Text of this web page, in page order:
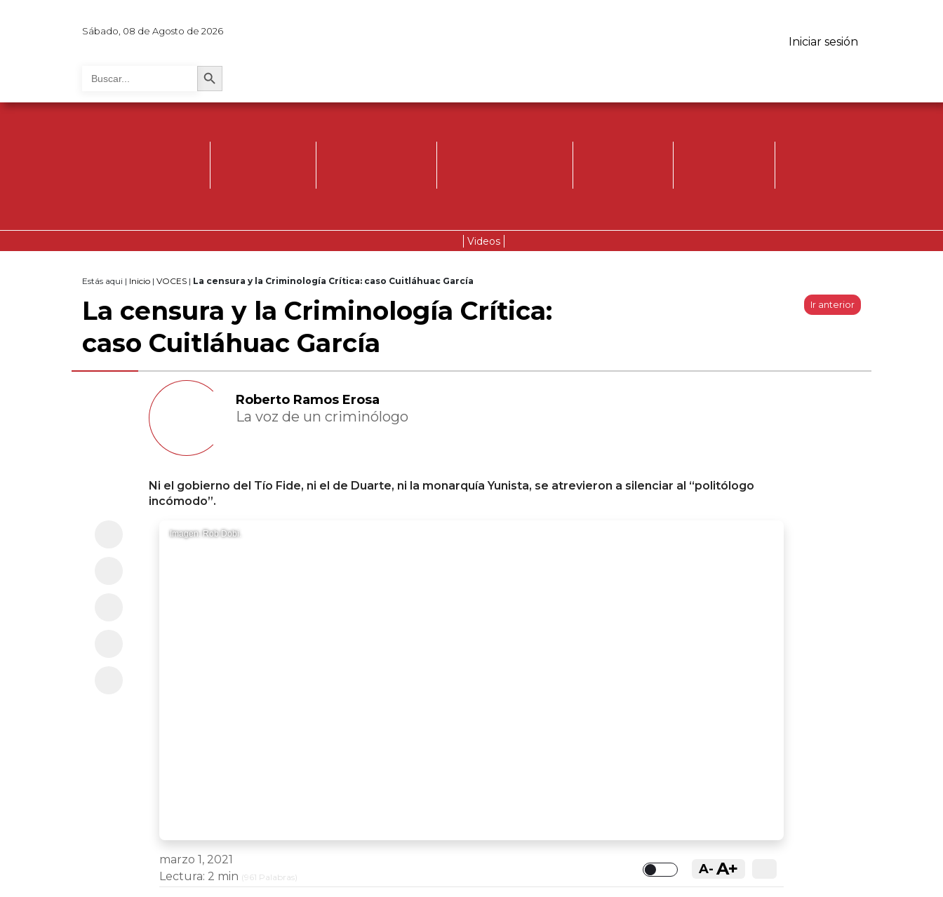
Sábado, 08 de Agosto de 2026
for:
Search Button
Iniciar sesión
Registrese, para
opinar.
Videos
Estás aqui | Inicio | VOCES | La censura y la Criminología Crítica: caso Cuitláhuac García
La censura y la Criminología Crítica:
caso Cuitláhuac García
Ir anterior
Roberto Ramos Erosa
La voz de un criminólogo
Ni el gobierno del Tío Fide, ni el de Duarte, ni la monarquía Yunista, se atrevieron a silenciar al “politólogo
incómodo”.
Imagen: Rob Dobi.
marzo 1, 2021
Lectura: 2 min (961 Palabras) Toggle
A- A+